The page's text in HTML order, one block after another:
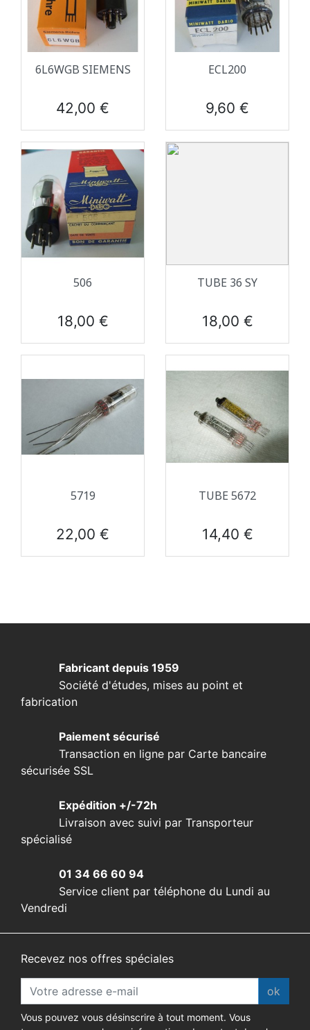
6L6WGB SIEMENS
Prix
42,00 €
ECL200
Prix
9,60 €
506
Prix
18,00 €
TUBE 36 SY
Prix
18,00 €
5719
Prix
22,00 €
TUBE 5672
Prix
14,40 €
Fabricant depuis 1959
Société d'études, mises au point et
fabrication
Paiement sécurisé
Transaction en ligne par Carte bancaire
sécurisée SSL
Expédition +/-72h
Livraison avec suivi par Transporteur
spécialisé
01 34 66 60 94
Service client par téléphone du Lundi au
Vendredi
Recevez nos offres spéciales
ok
Vous pouvez vous désinscrire à tout moment. Vous